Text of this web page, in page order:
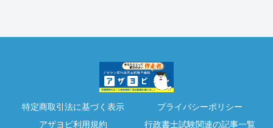
特定商取引法に基づく表示
プライバシーポリシー
アザヨビ利用規約
行政書士試験関連の記事一覧